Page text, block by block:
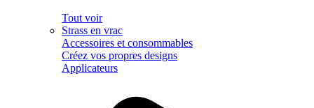
Tout voir
Strass en vrac
Accessoires et consommables
Créez vos propres designs
Applicateurs